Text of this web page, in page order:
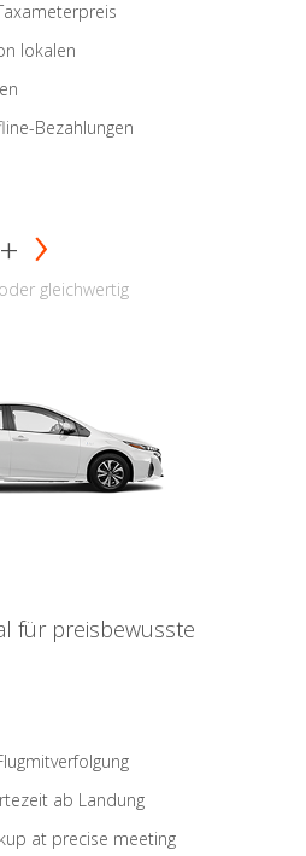
lokalen
Bezahlungen
gleichwertig
für preisbewusste
ab Landung
at precise meeting